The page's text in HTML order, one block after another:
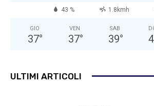
43 % 1.8kmh
GIO
37°
VEN
37°
SAB
39°
ULTIMI ARTICOLI